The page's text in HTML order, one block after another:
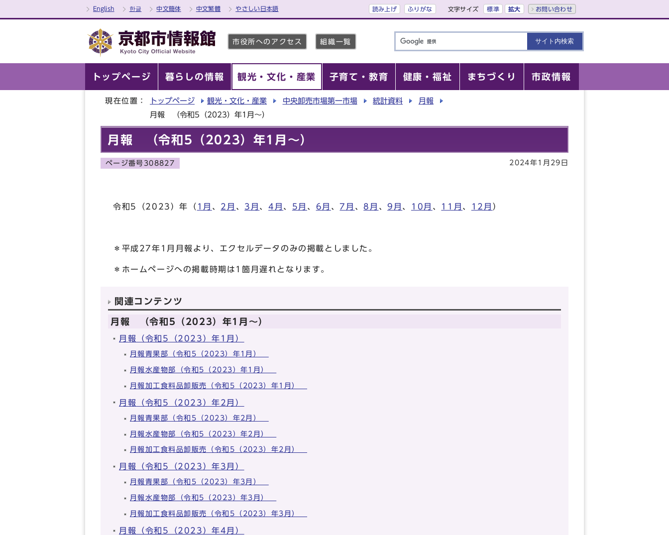
English 한글 中文簡体 中文繁體 やさしい日本語 読み上げ ふりがな 文字サイズ 標準 拡大 お問い合わせ
市役所へのアクセス 組織一覧
トップページ 暮らしの情報 観光・文化・産業 子育て・教育 健康・福祉 まちづくり 市政情報
現在位置： トップページ 観光・文化・産業 中央卸売市場第一市場 統計資料
月報
月報 （令和5（2023）年1月～）
月報 （令和5（2023）年1月～）
ページ番号308827 2024年1月29日
令和5（2023）年（ 1月 、 2月 、 3月 、4月 、 5月 、 6月 、7月 、8月 、9月 、 10月 、 11月 、 12月 ）
＊平成27年1月月報より、エクセルデータのみの掲載としました。
＊ホームページへの掲載時期は1箇月遅れとなります。
関連コンテンツ
月報 （令和5（2023）年1月～）
月報（令和5（2023）年1月）
月報青果部（令和5（2023）年1月）
月報水産物部（令和5（2023）年1月）
月報加工食料品卸販売（令和5（2023）年1月）
月報（令和5（2023）年2月）
月報青果部（令和5（2023）年2月）
月報水産物部（令和5（2023）年2月）
月報加工食料品卸販売（令和5（2023）年2月）
月報（令和5（2023）年3月）
月報青果部（令和5（2023）年3月）
月報水産物部（令和5（2023）年3月）
月報加工食料品卸販売（令和5（2023）年3月）
月報（令和5（2023）年4月）